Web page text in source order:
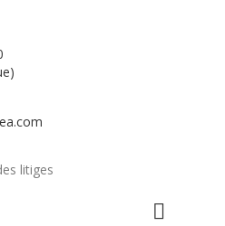
litiges
